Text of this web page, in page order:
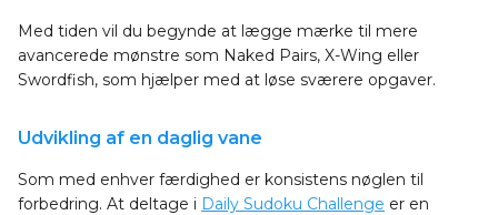
Med tiden vil du begynde at lægge mærke til mere
avancerede mønstre som Naked Pairs, X-Wing eller
Swordfish, som hjælper med at løse sværere opgaver.
Udvikling af en daglig vane
Som med enhver færdighed er konsistens nøglen til
forbedring. At deltage i Daily Sudoku Challenge er en